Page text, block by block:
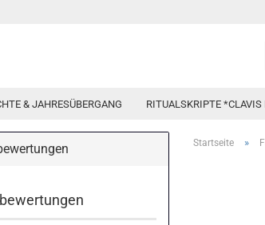
& JAHRESÜBERGANG RITUALSKRIPTE
Startseite »